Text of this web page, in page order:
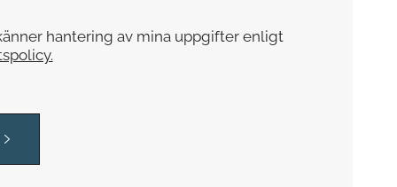
hantering av mina uppgifter enligt